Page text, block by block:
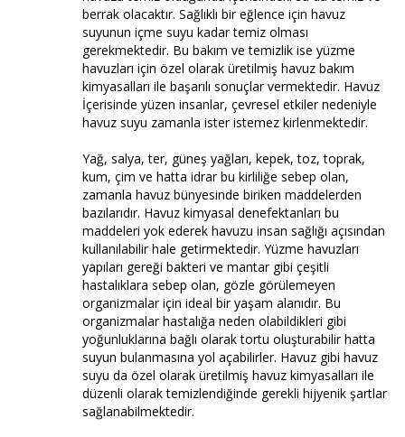
berrak olacaktır. Sağlıklı bir eğlence için havuz
suyunun içme suyu kadar temiz olması
gerekmektedir. Bu bakım ve temizlik ise yüzme
havuzları için özel olarak üretilmiş havuz bakım
kimyasalları ile başarılı sonuçlar vermektedir. Havuz
İçerisinde yüzen insanlar, çevresel etkiler nedeniyle
havuz suyu zamanla ister istemez kirlenmektedir.
Yağ, salya, ter, güneş yağları, kepek, toz, toprak,
kum, çim ve hatta idrar bu kirliliğe sebep olan,
zamanla havuz bünyesinde biriken maddelerden
bazılarıdır. Havuz kimyasal denefektanları bu
maddeleri yok ederek havuzu insan sağlığı açısından
kullanılabilir hale getirmektedir. Yüzme havuzları
yapıları gereği bakteri ve mantar gibi çeşitli
hastalıklara sebep olan, gözle görülemeyen
organizmalar için ideal bir yaşam alanıdır. Bu
organizmalar hastalığa neden olabildikleri gibi
yoğunluklarına bağlı olarak tortu oluşturabilir hatta
suyun bulanmasına yol açabilirler. Havuz gibi havuz
suyu da özel olarak üretilmiş havuz kimyasalları ile
düzenli olarak temizlendiğinde gerekli hijyenik şartlar
sağlanabilmektedir.